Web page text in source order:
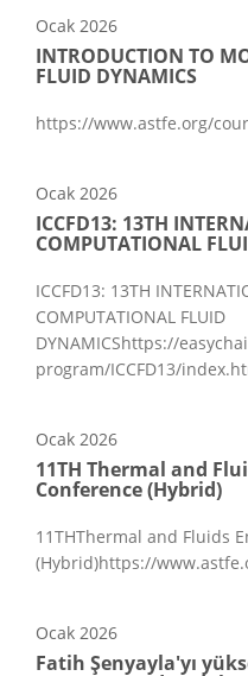
Ocak 2026
INTRODUCTION TO
FLUID DYNAMICS
https://www.astfe.org/
Ocak 2026
ICCFD13: 13TH
COMPUTATIONAL
ICCFD13: 13TH
COMPUTATIONAL FLUID
DYNAMICShttps://
program/ICCFD13/
Ocak 2026
11TH Thermal and
Conference (Hybrid)
11THThermal and Fluids
(Hybrid)https://
Ocak 2026
Fatih Şenyayla'yı